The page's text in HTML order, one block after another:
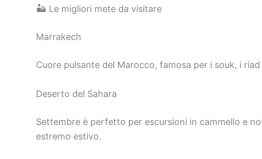
🏜️ Le migliori mete da visitare
Marrakech
Cuore pulsante del Marocco, famosa per i souk, i
Deserto del Sahara
Settembre è perfetto per escursioni in cammello e
estremo estivo.